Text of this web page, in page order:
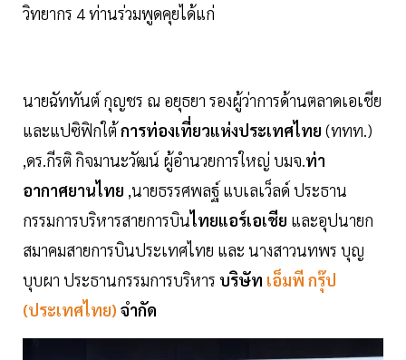
วิทยากร 4 ท่านร่วมพูดคุยได้แก่
นายฉัททันต์ กุญชร ณ อยุธยา รองผู้ว่าการด้านตลาดเอเชีย
และแปซิฟิกใต้การท่องเที่ยวแห่งประเทศไทย (ททท.)
,ดร.กีรติ กิจมานะวัฒน์ ผู้อำนวยการใหญ่ บมจ.ท่า
อากาศยานไทย ,นายธรรศพลฐ์ แบเลเว็ลด์ ประธาน
กรรมการบริหารสายการบินไทยแอร์เอเชีย และอุปนายก
สมาคมสายการบินประเทศไทย และ นางสาวนทพร บุญ
บุบผา ประธานกรรมการบริหาร บริษัท เอ็มพี กรุ๊ป
(ประเทศไทย) จำกัด